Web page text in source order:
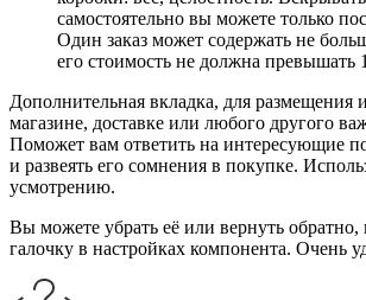
самостоятельно вы можете только
Один заказ может содержать не
его стоимость не должна превышать
Дополнительная вкладка, для размещения
магазине, доставке или любого другого
Поможет вам ответить на интересующие
и развеять его сомнения в покупке.
усмотрению.
Вы можете убрать её или вернуть
галочку в настройках компонента. Очень